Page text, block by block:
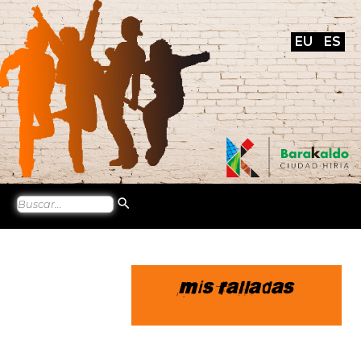
EU ES
Mis ralladas